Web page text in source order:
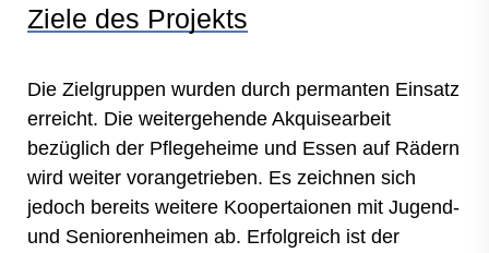
Ziele des Projekts
Die Zielgruppen wurden durch permanten Einsatz
erreicht. Die weitergehende Akquisearbeit
bezüglich der Pflegeheime und Essen auf Rädern
wird weiter vorangetrieben. Es zeichnen sich
jedoch bereits weitere Koopertaionen mit Jugend-
und Seniorenheimen ab. Erfolgreich ist der